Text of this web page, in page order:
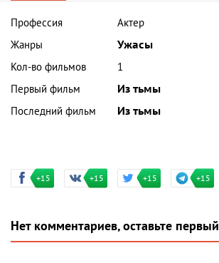
Профессия
Актер
Жанры
Ужасы
Кол-во фильмов
1
Первый фильм
Из тьмы
Последний фильм
Из тьмы
+15 +15 +15 +15
Нет комментариев, оставьте первый